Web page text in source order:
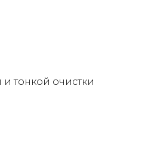
тонкой очистки